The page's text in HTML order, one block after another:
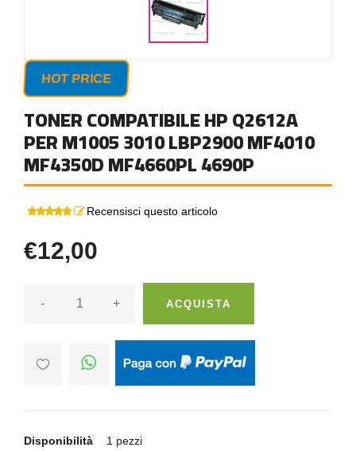
HOT PRICE
TONER COMPATIBILE HP Q2612A
PER M1005 3010 LBP2900 MF4010
MF4350D MF4660PL 4690P
Recensisci questo articolo
€12,00
- + ACQUISTA
Disponibilità 1 pezzi